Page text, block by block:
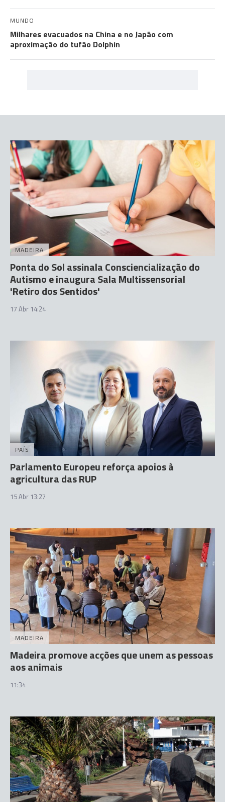
MUNDO
Milhares evacuados na China e no Japão com
aproximação do tufão Dolphin
MADEIRA
Ponta do Sol assinala Consciencialização do
Autismo e inaugura Sala Multissensorial
'Retiro dos Sentidos'
17 Abr 14:24
PAÍS
Parlamento Europeu reforça apoios à
agricultura das RUP
15 Abr 13:27
MADEIRA
Madeira promove acções que unem as pessoas
aos animais
11:34